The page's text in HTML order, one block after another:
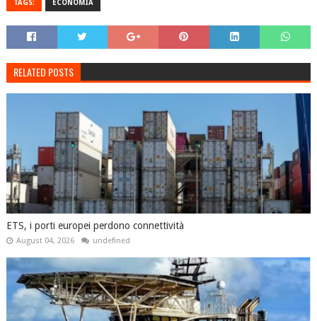
TAGS: ECONOMIA
RELATED POSTS
ETS, i porti europei perdono connettività
August 04, 2026 undefined